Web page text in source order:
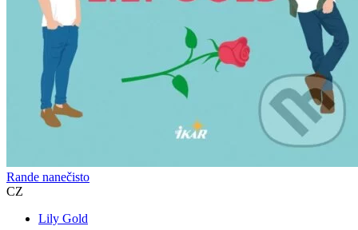
Rande nanečisto
CZ
Lily Gold